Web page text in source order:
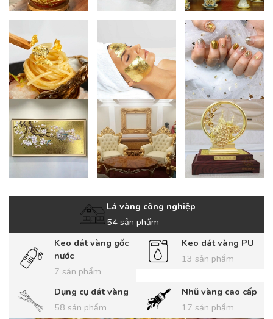
Lá vàng công nghiệp
54 sản phẩm
Keo dát vàng gốc
nước
7 sản phẩm
Keo dát vàng PU
13 sản phẩm
Dụng cụ dát vàng
58 sản phẩm
Nhũ vàng cao cấp
17 sản phẩm